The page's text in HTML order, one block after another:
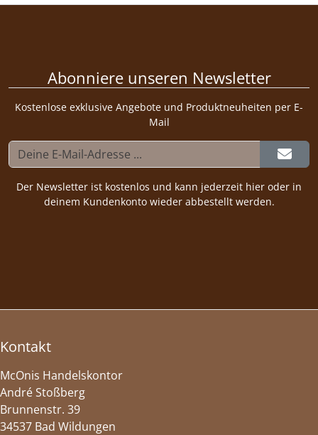
Abonniere unseren Newsletter
Kostenlose exklusive Angebote und Produktneuheiten per E-
Mail
Der Newsletter ist kostenlos und kann jederzeit hier oder in
deinem Kundenkonto wieder abbestellt werden.
Kontakt
McOnis Handelskontor
André Stoßberg
Brunnenstr. 39
34537 Bad Wildungen